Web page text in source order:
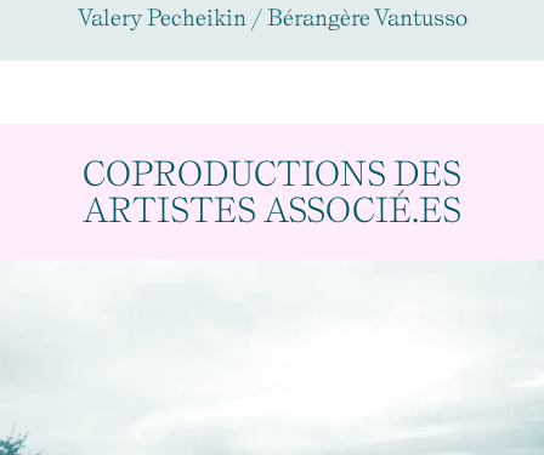
Valery Pecheikin / Bérangère Vantusso
COPRODUCTIONS DES
ARTISTES ASSOCIÉ.ES